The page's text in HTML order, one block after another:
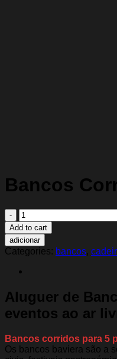
Bancos
Bancos
Corridos
quantidade
Add to cart
adicionar
Categories: bancos,
Aluguer de
eventos ao ar
Bancos corridos para 5
Os bancos baviera são a